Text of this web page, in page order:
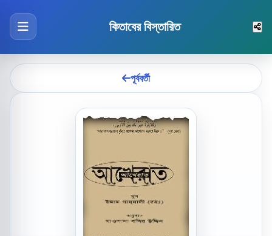
কিতাবের বিস্তারিত
পূর্ববর্তী